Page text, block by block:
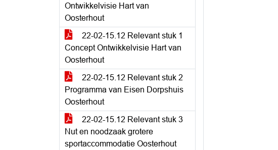
Ontwikkelvisie Hart van
Oosterhout
22-02-15.12 Relevant stuk 1
Concept Ontwikkelvisie Hart van
Oosterhout
22-02-15.12 Relevant stuk 2
Programma van Eisen Dorpshuis
Oosterhout
22-02-15.12 Relevant stuk 3
Nut en noodzaak grotere
sportaccommodatie Oosterhout